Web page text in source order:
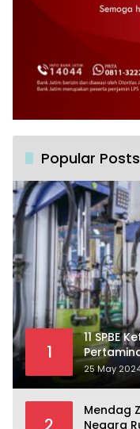
Popular Posts
1
11 SPBE
25 May
Mendag
Negara